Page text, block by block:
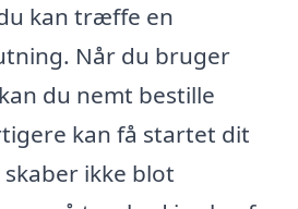
kan træffe en
Når du bruger
du nemt bestille
kan få startet dit
ikke blot